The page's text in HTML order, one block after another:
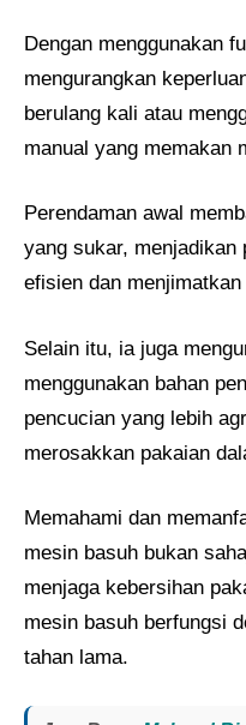
Dengan menggunakan
mengurangkan
berulang kali atau
manual yang memakan
Perendaman awal
yang sukar, menjadikan
efisien dan menjimatkan
Selain itu, ia juga
menggunakan bahan
pencucian yang lebih
merosakkan pakaian
Memahami dan
mesin basuh bukan
menjaga kebersihan
mesin basuh berfungsi
tahan lama.